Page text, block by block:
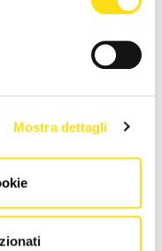
Mostra dettagli
SEGNALAZIONI
pubblicato il bando
alla [...]
Agosto 2024